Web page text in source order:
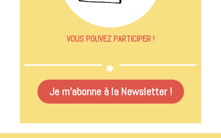
VOUS POUVEZ PARTICIPER !
Je m'abonne à la Newsletter !